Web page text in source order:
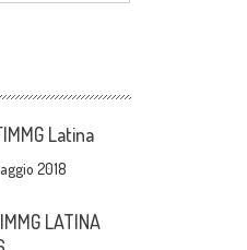
Latina
2018
LATINA